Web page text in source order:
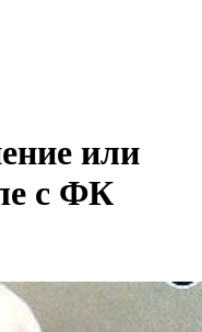
или
с ФК